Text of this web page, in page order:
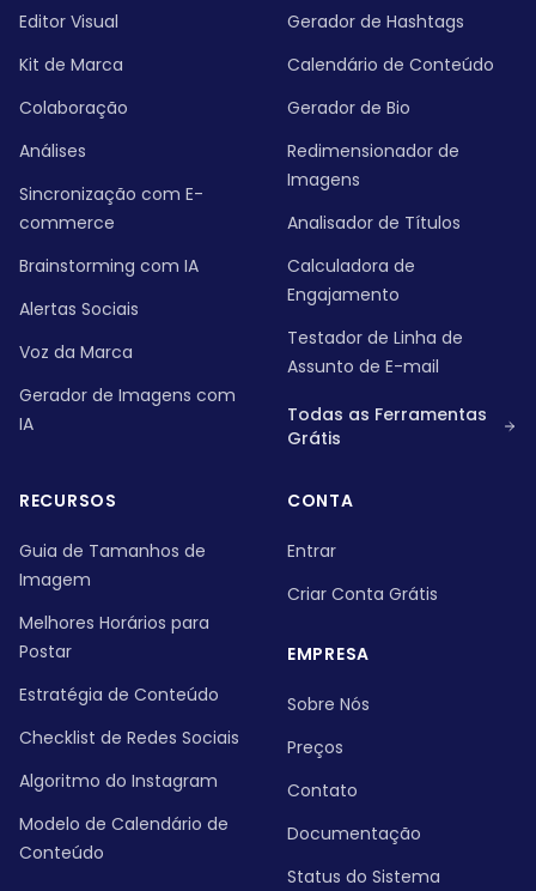
Editor Visual
Kit de Marca
Colaboração
Análises
Sincronização com E-
commerce
Brainstorming com IA
Alertas Sociais
Voz da Marca
Gerador de Imagens com
IA
Gerador de Hashtags
Calendário de Conteúdo
Gerador de Bio
Redimensionador de
Imagens
Analisador de Títulos
Calculadora de
Engajamento
Testador de Linha de
Assunto de E-mail
Todas as Ferramentas
Grátis
RECURSOS
Guia de Tamanhos de
Imagem
Melhores Horários para
Postar
Estratégia de Conteúdo
Checklist de Redes Sociais
Algoritmo do Instagram
Modelo de Calendário de
Conteúdo
CONTA
Entrar
Criar Conta Grátis
EMPRESA
Sobre Nós
Preços
Contato
Documentação
Status do Sistema